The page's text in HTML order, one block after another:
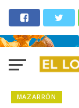
MAZARRÓN